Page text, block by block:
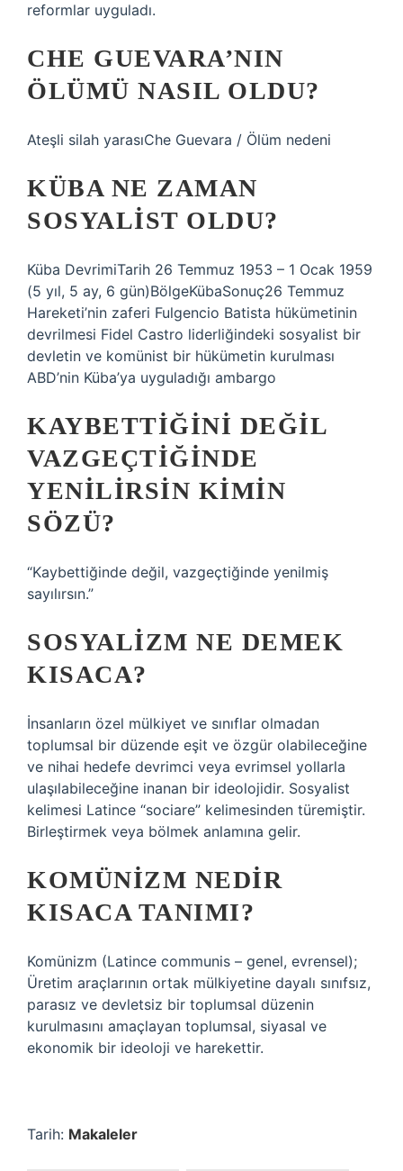
reformlar uyguladı.
CHE GUEVARA’NIN
ÖLÜMÜ NASIL OLDU?
Ateşli silah yarasıChe Guevara / Ölüm nedeni
KÜBA NE ZAMAN
SOSYALIST OLDU?
Küba DevrimiTarih 26 Temmuz 1953 – 1 Ocak 1959
(5 yıl, 5 ay, 6 gün)BölgeKübaSonuç26 Temmuz
Hareketi’nin zaferi Fulgencio Batista hükümetinin
devrilmesi Fidel Castro liderliğindeki sosyalist bir
devletin ve komünist bir hükümetin kurulması
ABD’nin Küba’ya uyguladığı ambargo
KAYBETTIĞINI DEĞIL
VAZGEÇTIĞINDE
YENILIRSIN KIMIN
SÖZÜ?
“Kaybettiğinde değil, vazgeçtiğinde yenilmiş
sayılırsın.”
SOSYALIZM NE DEMEK
KISACA?
İnsanların özel mülkiyet ve sınıflar olmadan
toplumsal bir düzende eşit ve özgür olabileceğine
ve nihai hedefe devrimci veya evrimsel yollarla
ulaşılabileceğine inanan bir ideolojidir. Sosyalist
kelimesi Latince “sociare” kelimesinden türemiştir.
Birleştirmek veya bölmek anlamına gelir.
KOMÜNIZM NEDIR
KISACA TANIMI?
Komünizm (Latince communis – genel, evrensel);
Üretim araçlarının ortak mülkiyetine dayalı sınıfsız,
parasız ve devletsiz bir toplumsal düzenin
kurulmasını amaçlayan toplumsal, siyasal ve
ekonomik bir ideoloji ve harekettir.
Tarih: Makaleler